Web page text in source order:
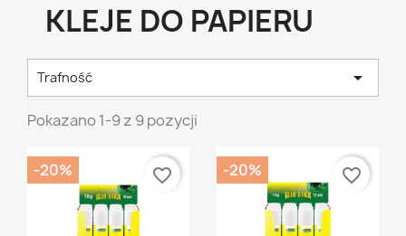
KLEJE DO PAPIERU
Trafność 
Pokazano 1-9 z 9 pozycji
-20% favorite_border -20% favorite_border